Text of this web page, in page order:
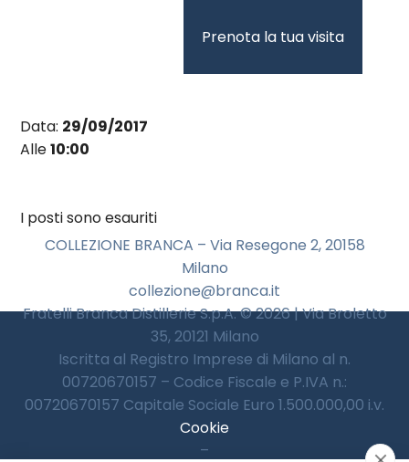
Prenota la tua visita
Data: 29/09/2017
Alle10:00
I posti sono esauriti
COLLEZIONE BRANCA – Via Resegone 2, 20158
Milano
collezione@branca.it
Fratelli Branca Distillerie S.p.A. © 2026 | Via Broletto
35, 20121 Milano
Iscritta al Registro Imprese di Milano al n.
00720670157 – Codice Fiscale e P.IVA n.:
00720670157 Capitale Sociale Euro 1.500.000,00 i.v.
Cookie
–